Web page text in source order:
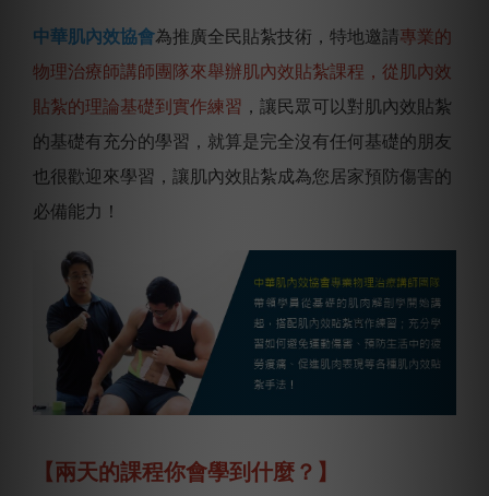
中華肌內效協會為推廣全民貼紮技術，特地邀請專業的
物理治療師講師團隊來舉辦肌內效貼紮課程，從肌內效
貼紮的理論基礎到實作練習 ，讓民眾可以對肌內效貼紮
的基礎有充分的學習，就算是完全沒有任何基礎的朋友
也很歡迎來學習，讓肌內效貼紮成為您居家預防傷害的
必備能力！
【兩天的課程你會學到什麼？】